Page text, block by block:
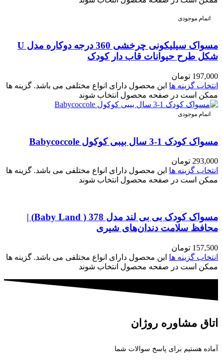
اتمام موجودی
مسواک سیلیکونی چرخشی 360 درجه دوکاره مدل U
شکل طرح حیوانات قاب دار کودک
197,000 تومان
انتخاب گزینه ها این محصول دارای انواع مختلفی می باشد. گزینه ها
ممکن است در صفحه محصول انتخاب شوند
اتمام موجودی
مسواک کودک 1-3 سال بیبی کوکول Babycoccole
293,000 تومان
انتخاب گزینه ها این محصول دارای انواع مختلفی می باشد. گزینه ها
ممکن است در صفحه محصول انتخاب شوند
مسواک کودک بی بی لند مدل 378 ( Baby Land) |
محافظ سلامت دندان‌های شیری
157,500 تومان
انتخاب گزینه ها این محصول دارای انواع مختلفی می باشد. گزینه ها
ممکن است در صفحه محصول انتخاب شوند
اتاق مشاوره روژان
آماده هستیم برای پاسخ سوالات شما